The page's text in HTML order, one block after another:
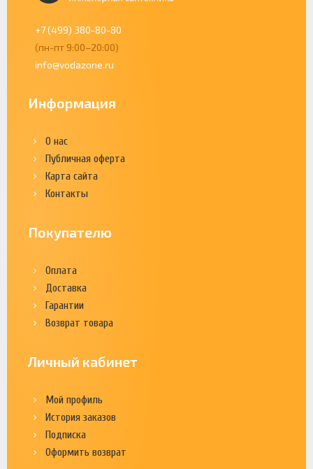
+7 (499) 380-80-80
(пн-пт 9:00–20:00)
info@vodazone.ru
Информация
О нас
Публичная оферта
Карта сайта
Контакты
Покупателю
Оплата
Доставка
Гарантии
Возврат товара
Личный кабинет
Мой профиль
История заказов
Подписка
Оформить возврат